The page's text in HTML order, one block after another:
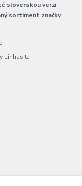
slovenskou verzi
sortiment značky
Linhasita